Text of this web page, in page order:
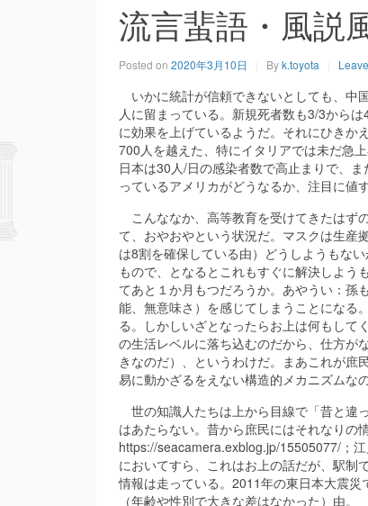
流言蜚語・風説
Posted on 2020年3月10日 Byk.toyota
いかに統計が信頼できないとしても、中
人に留まっている。新規死者数も3/3から
に効果を上げているようだ。それにひきか
700人を越えた、特にイタリアでは未だ急
日本は30人/日の感染者数で高止まりで、
っているアメリカがどうなるか、注目に値す
こんななか、高等教育を受けてきたはず
て、おやおやという状況だ。マスクは生産
は8割を確保している由）どうしようもな
もので、となるとこれもすぐに解決しよう
てあと１か月もつだろうか。あやうい：孫
能、無意味さ）を感じてしまうことになる
る。しかしいざとなったらお上は何もして
の生活レベルに落ち込むのだから、仕方が
きなのだ）、というわけだ。まあこれが庶
易に動かざるをえない構造的メカニズムなの
世の知識人たちは上から目線で「昔と違
はあたらない。昔から庶民にはそれなりの
https://seacamera.exblog.jp/15505077/；
においてすら、これはお上の話だが、駅制
情報は走っている。2011年の東日本大震
（年齢や性別で大きな差はなかった）由。